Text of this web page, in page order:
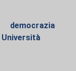
democrazia
Università